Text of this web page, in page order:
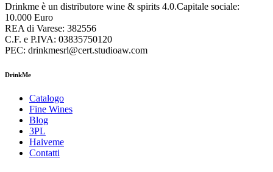
Drinkme è un distributore wine & spirits 4.0.Capitale sociale:
10.000 Euro
REA di Varese: 382556
C.F. e P.IVA: 03835750120
PEC: drinkmesrl@cert.studioaw.com
DrinkMe
Catalogo
Fine Wines
Blog
3PL
Haiveme
Contatti